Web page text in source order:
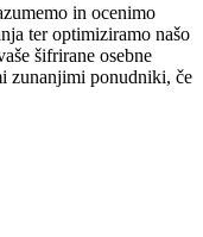
in ocenimo
ter optimiziramo našo
šifrirane osebne
zunanjimi ponudniki, če